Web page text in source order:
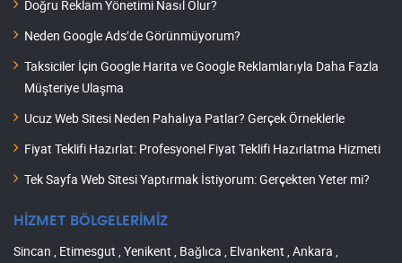
Doğru Reklam Yönetimi Nasıl Olur?
Neden Google Ads’de Görünmüyorum?
Taksiciler İçin Google Harita ve Google Reklamlarıyla Daha Fazla
Müşteriye Ulaşma
Ucuz Web Sitesi Neden Pahalıya Patlar? Gerçek Örneklerle
Fiyat Teklifi Hazırlat: Profesyonel Fiyat Teklifi Hazırlatma Hizmeti
Tek Sayfa Web Sitesi Yaptırmak İstiyorum: Gerçekten Yeter mi?
HİZMET BÖLGELERİMİZ
Sincan , Etimesgut , Yenikent , Bağlıca , Elvankent , Ankara ,